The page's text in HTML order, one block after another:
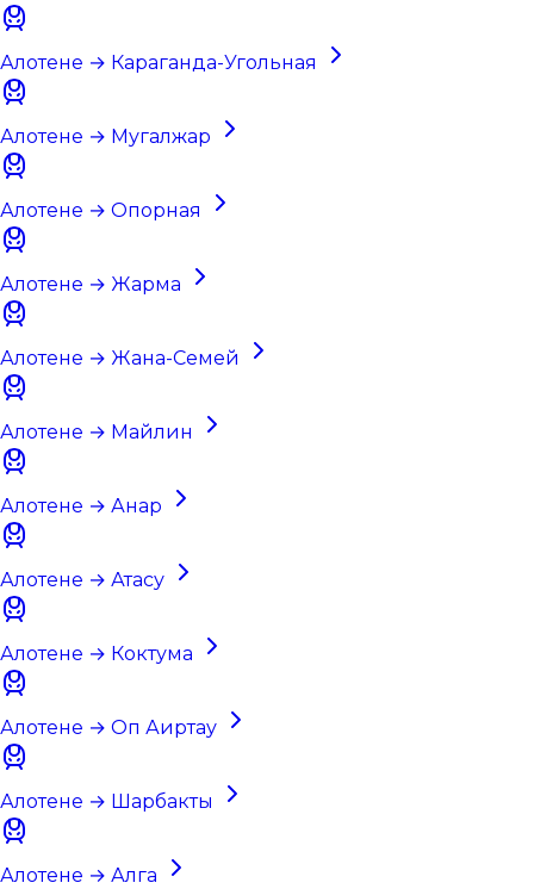
Алотене → Караганда-Угольная
Алотене → Мугалжар
Алотене → Опорная
Алотене → Жарма
Алотене → Жана-Семей
Алотене → Майлин
Алотене → Анар
Алотене → Атасу
Алотене → Коктума
Алотене → Оп Аиртау
Алотене → Шарбакты
Алотене → Алга